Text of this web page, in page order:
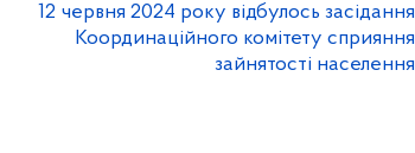
12 червня 2024 року відбулось засідання
Координаційного комітету сприяння
зайнятості населення